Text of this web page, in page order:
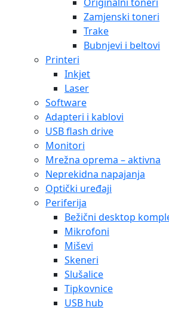
Zamjenski toneri
Trake
Bubnjevi i beltovi
Printeri
Inkjet
Laser
Software
Adapteri i kablovi
USB flash drive
Monitori
Mrežna oprema – aktivna
Neprekidna napajanja
Optički uređaji
Periferija
Bežični desktop
Mikrofoni
Miševi
Skeneri
Slušalice
Tipkovnice
USB hub